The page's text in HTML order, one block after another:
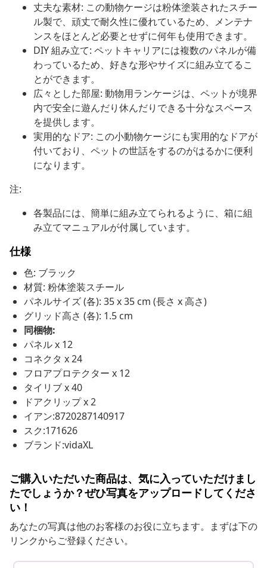
丈夫な素材: この動物ケージは粉体塗装されたスチー
ル製で、頑丈で耐久性に優れているため、メンテナ
ンスをほとんど必要とせずに何年も使用できます。
DIY 組み立て: ペットキャリアには複数のパネルが備
わっているため、好きな形やサイズに組み立てるこ
とができます。
広々とした部屋: 動物用ランケージは、ペットが境界
内で安全に遊んだり休んだりできる十分なスペース
を提供します。
実用的なドア: この小動物ケージにも実用的なドアが
付いており、ペットの世話をするのがはるかに便利
になります。
注:
各製品には、簡単に組み立てられるように、箱に組
み立てマニュアルが付属しています。
仕様
色: ブラック
材質: 粉体塗装スチール
パネルサイズ (各): 35 x 35 cm (長さ x 高さ)
グリッド高さ (各): 1.5 cm
同梱物:
パネル x 12
コネクタ x 24
フロアプロテクター x 12
タイリブ x 40
ドアクリップ x 2
イアン:8720287140917
スク:171626
ブランド:vidaXL
ご購入いただいた商品は、気に入っていただけまし
たでしょうか？ぜひ写真をアップロードしてくださ
い！
あなたの写真は他のお客様のお役に立ちます。まずは下の
リンクからご登録ください。